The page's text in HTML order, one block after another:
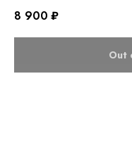
8 900 ₽
Out